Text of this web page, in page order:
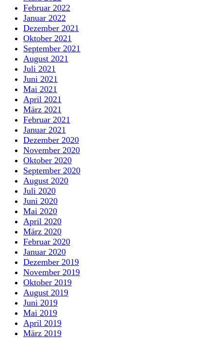
Februar 2022
Januar 2022
Dezember 2021
Oktober 2021
September 2021
August 2021
Juli 2021
Juni 2021
Mai 2021
April 2021
März 2021
Februar 2021
Januar 2021
Dezember 2020
November 2020
Oktober 2020
September 2020
August 2020
Juli 2020
Juni 2020
Mai 2020
April 2020
März 2020
Februar 2020
Januar 2020
Dezember 2019
November 2019
Oktober 2019
August 2019
Juni 2019
Mai 2019
April 2019
März 2019